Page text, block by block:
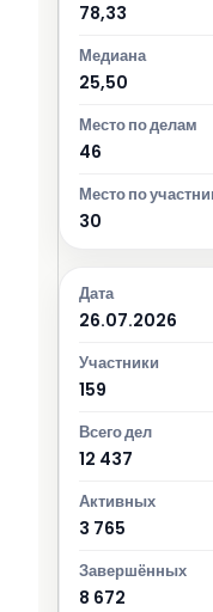
78,33
25,50
46
30
26.07.2026
159
12 437
3 765
8 672